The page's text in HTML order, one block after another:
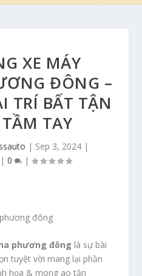
XE MÁY
ĐÔNG –
TRÍ BẤT TẬN
TAY
| Sep 3, 2024|
| 0 |
đông
phương đông là sự bài
tuyệt vời mang lại phần
họa & mong ao tận